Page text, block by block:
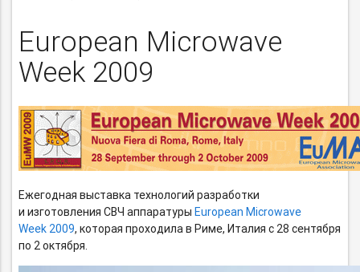
European Microwave
Week 2009
Ежегодная выставка технологий разработки
и изготовления СВЧ аппаратурыEuropean Microwave
Week 2009, которая проходила в Риме, Италия с 28 сентября
по 2 октября.